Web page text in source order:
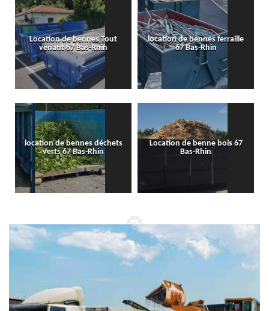
Location de bennes Tout
venant 67 Bas-Rhin
location de bennes ferraille
67 Bas-Rhin
location de bennes déchets
verts 67 Bas-Rhin
Location de benne bois 67
Bas-Rhin